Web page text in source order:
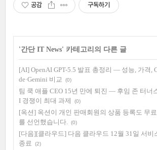
공감 구독하기
'간단 IT News' 카테고리의 다른 글
[AI] OpenAI GPT-5.5 발표 총정리 — 성능, 가격,
de·Gemini 비교
(0)
팀 쿡 애플 CEO 15년 만에 퇴진 — 후임 존 터너
I 경쟁이 최대 과제
(0)
[옥션] 옥션이 개인 판매회원의 상품 등록도 무
를 선언했습니다.
(0)
[다음][클라우드] 다음 클라우드 12월 31일 서비
종료
(2)